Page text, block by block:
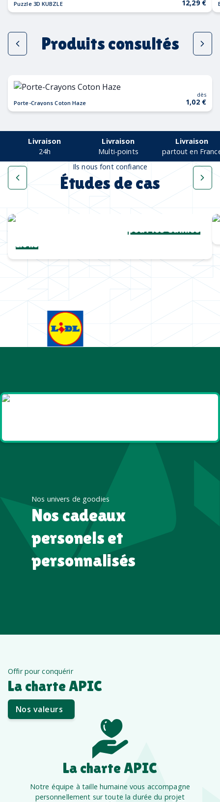
Puzzle 3D KUBZLE 12,29 €
Produits consultés
Porte-Crayons Coton Haze
dès
1,02 €
Livraison
24h
Livraison
Multi-points
Livraison
partout en
Ils nous font confiance
Études de cas
Une collection complètepour les Cannes
Lions
Nos univers de goodies
Nos cadeaux
personels et
personnalisés
Offir pour conquérir
La charte APIC
Nos valeurs
La charte APIC
Notre équipe à taille humaine vous accompagne
personnellement sur toute la durée du projet